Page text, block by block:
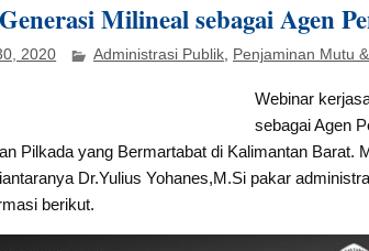
Milineal sebagai Agen
2020 Administrasi Publik, Penjaminan Mutu
Webinar
sebagai Agen
Pilkada yang Bermartabat di Kalimantan Barat.
Dr.Yulius Yohanes,M.Si pakar
berikut.